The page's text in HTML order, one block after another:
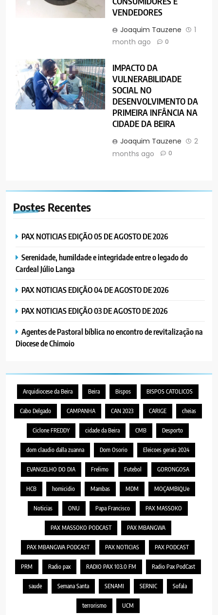
VENDEDORES
Joaquim Tauzene
1
month ago
0
IMPACTO DA
VULNERABILIDADE
SOCIAL NO
DESENVOLVIMENTO DA
PRIMEIRA INFÂNCIA NA
CIDADE DA BEIRA
Joaquim Tauzene
2
months ago
0
Postes Recentes
PAX NOTICIAS EDIÇÃO 05 DE AGOSTO DE 2026
Serenidade, humildade e integridade entre o legado do
Cardeal Júlio Langa
PAX NOTICIAS EDIÇÃO 04 DE AGOSTO DE 2026
PAX NOTICIAS EDIÇÃO 03 DE AGOSTO DE 2026
Agentes de Pastoral bíblica no encontro de revitalização na
Diocese de Chimoio
Arquidiocese da Beira Beira Bispos BISPOS CATOLICOS
Cabo Delgado CAMPANHA CAN 2023 CARIGE cheias
Ciclone FREDDY cidade da Beira CMB Desporto
dom claudio dalla zuanna Dom Osorio Eleicoes gerais 2024
EVANGELHO DO DIA Frelimo Futebol GORONGOSA
HCB homicidio Mambas MDM MOÇAMBIQUe
Noticias ONU Papa Francisco PAX MASSOKO
PAX MASSOKO PODCAST PAX MBANGWA
PAX MBANGWA PODCAST PAX NOTICIAS PAX PODCAST
PRM Radio pax RADIO PAX 103.0 FM Radio Pax PodCast
saude Semana Santa SENAMI SERNIC Sofala
terrorismo UCM